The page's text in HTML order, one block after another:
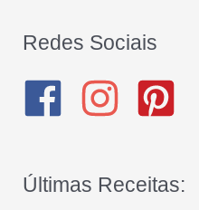
q
r
Redes Sociais
Últimas Receitas: